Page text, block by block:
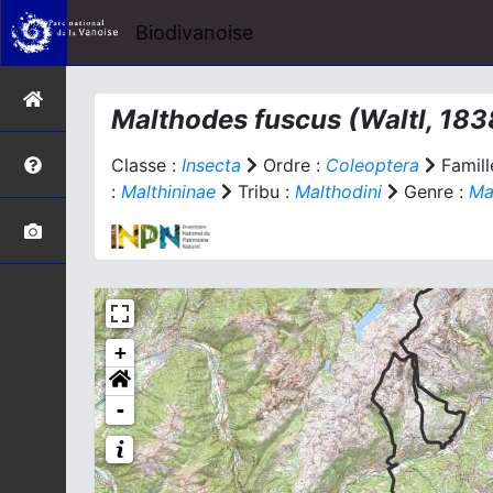
Biodivanoise
Malthodes fuscus (Waltl,
Classe : Insecta Ordre : Coleoptera
: Malthininae Tribu : Malthodini Genre :
+
-